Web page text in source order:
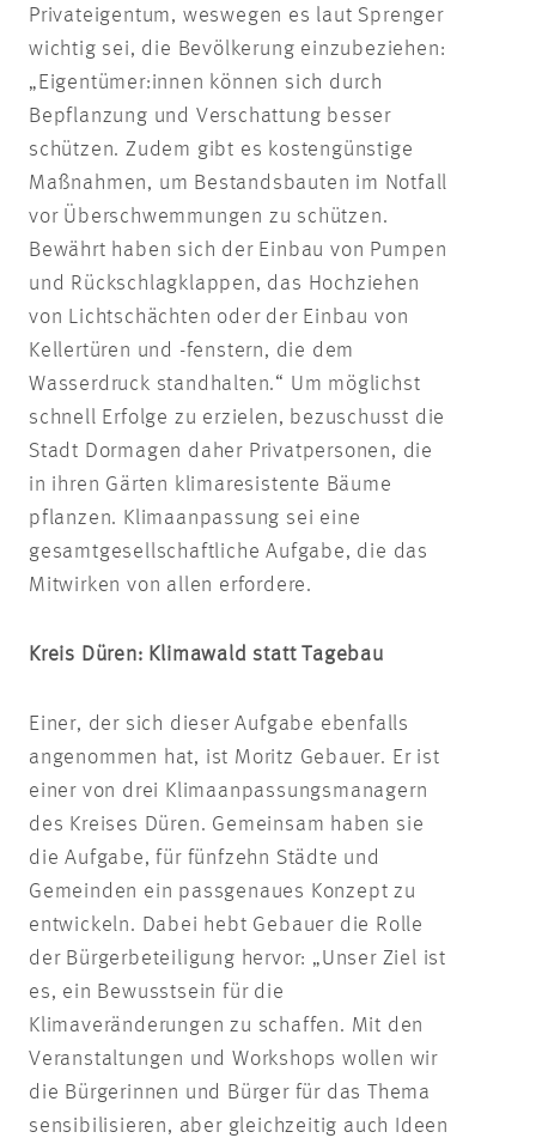
Privateigentum, weswegen es laut Sprenger
wichtig sei, die Bevölkerung einzubeziehen:
„Eigentümer:innen können sich durch
Bepflanzung und Verschattung besser
schützen. Zudem gibt es kostengünstige
Maßnahmen, um Bestandsbauten im Notfall
vor Überschwemmungen zu schützen.
Bewährt haben sich der Einbau von Pumpen
und Rückschlagklappen, das Hochziehen
von Lichtschächten oder der Einbau von
Kellertüren und -fenstern, die dem
Wasserdruck standhalten.“ Um möglichst
schnell Erfolge zu erzielen, bezuschusst die
Stadt Dormagen daher Privatpersonen, die
in ihren Gärten klimaresistente Bäume
pflanzen. Klimaanpassung sei eine
gesamtgesellschaftliche Aufgabe, die das
Mitwirken von allen erfordere.
Kreis Düren: Klimawald statt Tagebau
Einer, der sich dieser Aufgabe ebenfalls
angenommen hat, ist Moritz Gebauer. Er ist
einer von drei Klimaanpassungsmanagern
des Kreises Düren. Gemeinsam haben sie
die Aufgabe, für fünfzehn Städte und
Gemeinden ein passgenaues Konzept zu
entwickeln. Dabei hebt Gebauer die Rolle
der Bürgerbeteiligung hervor: „Unser Ziel ist
es, ein Bewusstsein für die
Klimaveränderungen zu schaffen. Mit den
Veranstaltungen und Workshops wollen wir
die Bürgerinnen und Bürger für das Thema
sensibilisieren, aber gleichzeitig auch Ideen